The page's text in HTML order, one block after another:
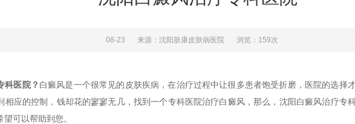
08-23 来源：沈阳肤康皮肤病医院 浏览：159次
科医院？ 白癜风是一个很常见的皮肤疾病，在治疗过程中让很多患者饱受折磨，医院的选择
相应的控制，钱却花的寥寥无几，找到一个专科医院治疗白癜风，那么，沈阳白癜风治疗专
可以帮助到您。